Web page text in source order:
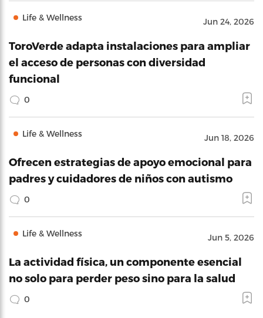
Life & Wellness Jun 24, 2026
ToroVerde adapta instalaciones para ampliar
el acceso de personas con diversidad
funcional
0
Life & Wellness Jun 18, 2026
Ofrecen estrategias de apoyo emocional para
padres y cuidadores de niños con autismo
0
Life & Wellness Jun 5, 2026
La actividad física, un componente esencial
no solo para perder peso sino para la salud
0